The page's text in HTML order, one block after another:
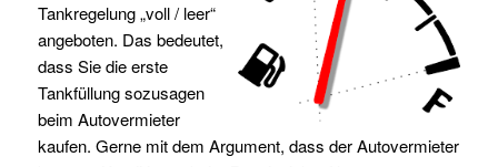
Tankregelung „voll / leer“
angeboten. Das bedeutet,
dass Sie die erste
Tankfüllung sozusagen
beim Autovermieter
kaufen. Gerne mit dem Argument, dass der Autovermieter